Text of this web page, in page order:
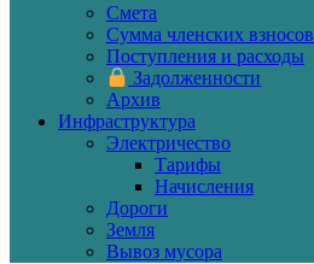
Смета
Сумма членских взносов
Поступления и расходы
Задолженности
Архив
Инфраструктура
Электричество
Тарифы
Начисления
Дороги
Земля
Вывоз мусора